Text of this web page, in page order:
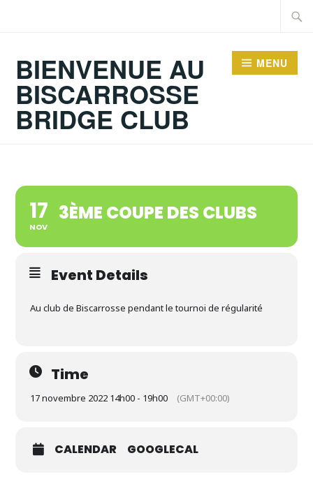
principalBIENVENUE AU
BISCARROSSE
BRIDGE CLUB
MENU
17
NOV
3ÈME COUPE DES CLUBS
Event Details
Au club de Biscarrosse pendant le tournoi de régularité
Time
17 novembre 2022 14h00 - 19h00 (GMT+00:00)
CALENDAR GOOGLECAL